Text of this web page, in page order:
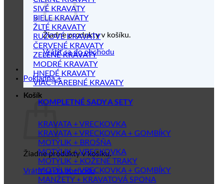
Žiadne produkty v košíku.
Vrátiť sa do obchodu
Pokladňa +
Košík
Žiadne produkty v košíku.
Vrátiť sa do obchodu
SIVÉ KRAVATY
BIELE KRAVATY
ŽLTÉ KRAVATY
RUŽOVÉ KRAVATY
ČERVENÉ KRAVATY
ZELENÉ KRAVATY
MODRÉ KRAVATY
HNEDÉ KRAVATY
VIAC-FAREBNÉ KRAVATY
KOMPLETNÉ SADY A SETY
KRAVATA + VRECKOVKA
KRAVATA + VRECKOVKA + GOMBÍKY
MOTÝLIK + BROŠŇA
MOTÝLIK + VRECKOVKA
MOTÝLIK + KOŽENÉ TRAKY
MOTÝLIK + VRECKOVKA + GOMBÍKY
MANŽETY + KRAVATOVÁ SPONA